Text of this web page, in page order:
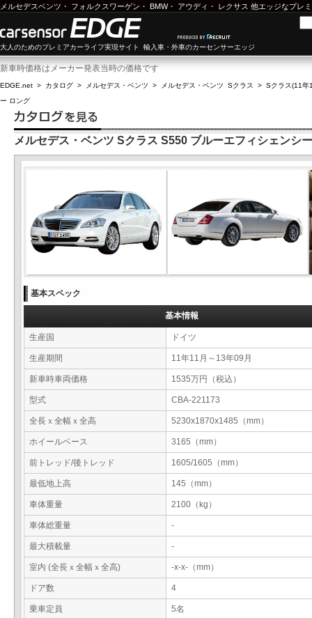
メルセデスベンツ ・ フォルクスワーゲン ・ BMW・ アウディ ・ レクサス 他エッジなプレ
大人のためのプレミアカーライフ実現サイト 輸入車・外車のカーセンサーエッジ
新車時価格はメーカー発表当時の価格です
EDGE.net > カタログ > メルセデス・ベンツ > メルセデス・ベンツ Sクラス > Sクラス(11年
ー ロング
メルセデス・ベンツ Sクラス S550 ブルーエフィシェンシ
基本スペック
基本情報
生産国 ドイツ
生産期間 11年11月～13年09月
新車時車両価格 1535万円（税込）
型式 CBA-221173
全長ｘ全幅ｘ全高 5230x1870x1485（mm）
ホイールベース 3165（mm）
前トレッド/後トレッド 1605/1605（mm）
最低地上高 145（mm）
車体重量 2100（kg）
車体総重量 -
最大積載量 -
室内 (全長ｘ全幅ｘ全高) -x-x-（mm）
ドア数 4
乗車定員 5名